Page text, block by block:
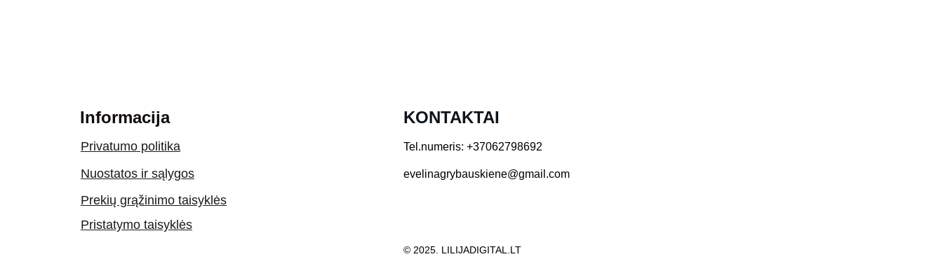
Informacija
evelinagrybauskiene@gmail.com
Tel.numeris: +37062798692
© 2025. LILIJADIGITAL.LT
Privatumo politika
Nuostatos ir sąlygos
KONTAKTAI
Prekių grąžinimo taisyklės
Pristatymo taisyklės